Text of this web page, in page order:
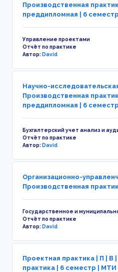
Производственная
преддипломная | 6 семестр
Управление проектами
Отчёт по практике
Автор:David
Научно-
Производственная
преддипломная | 6
Бухгалтерский учет анализ и
Отчёт по практике
Автор:David
Организационно-
Производственная
Государственное и
Отчёт по практике
Автор:David
Проектная практика | П | В
практика | 6 семестр |